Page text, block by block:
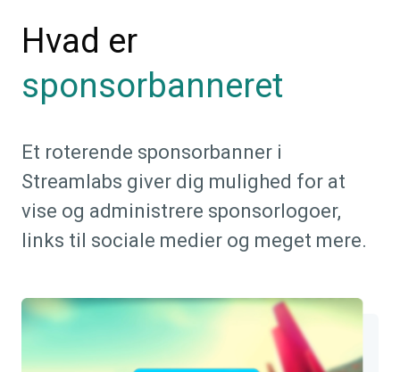
Hvad er
sponsorbanneret
Et roterende sponsorbanner i
Streamlabs giver dig mulighed for at
vise og administrere sponsorlogoer,
links til sociale medier og meget mere.